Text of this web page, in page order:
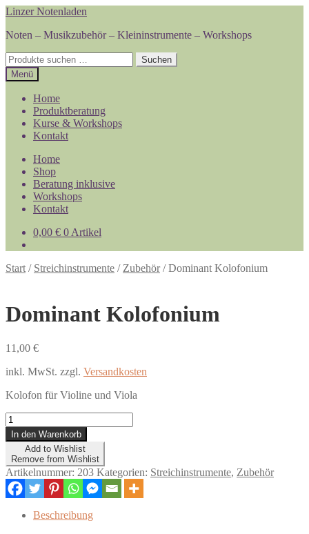
Zur
springen
Zum
springen
Linzer Notenladen
Noten – Musikzubehör – Kleininstrumente – Workshops
Suchen
nach:
Suchen
Menü
Home
Produktberatung
Kurse & Workshops
Kontakt
Home
Shop
Beratung inklusive
Workshops
Kontakt
0,00 € 0 Artikel
Start / Streichinstrumente / Zubehör/Dominant Kolofonium
Dominant Kolofonium
11,00 €
inkl. MwSt. zzgl. Versandkosten
Kolofon für Violine und Viola
Dominant
Kolofonium
Menge
In den Warenkorb
Add to Wishlist
Remove from Wishlist
Artikelnummer: 203 Kategorien: Streichinstrumente, Zubehör
Beschreibung